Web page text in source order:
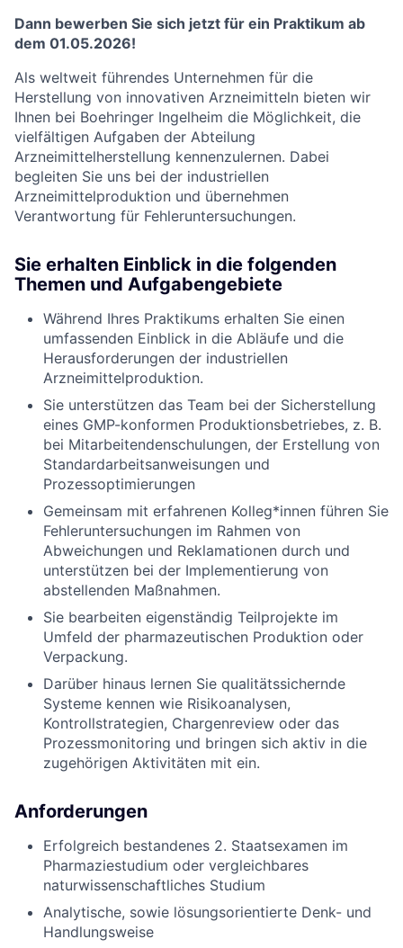
Dann bewerben Sie sich jetzt für ein Praktikum ab
dem 01.05.2026!
Als weltweit führendes Unternehmen für die
Herstellung von innovativen Arzneimitteln bieten wir
Ihnen bei Boehringer Ingelheim die Möglichkeit, die
vielfältigen Aufgaben der Abteilung
Arzneimittelherstellung kennenzulernen. Dabei
begleiten Sie uns bei der industriellen
Arzneimittelproduktion und übernehmen
Verantwortung für Fehleruntersuchungen.
Sie erhalten Einblick in die folgenden
Themen und Aufgabengebiete
Während Ihres Praktikums erhalten Sie einen
umfassenden Einblick in die Abläufe und die
Herausforderungen der industriellen
Arzneimittelproduktion.
Sie unterstützen das Team bei der Sicherstellung
eines GMP-konformen Produktionsbetriebes, z. B.
bei Mitarbeitendenschulungen, der Erstellung von
Standardarbeitsanweisungen und
Prozessoptimierungen
Gemeinsam mit erfahrenen Kolleg*innen führen Sie
Fehleruntersuchungen im Rahmen von
Abweichungen und Reklamationen durch und
unterstützen bei der Implementierung von
abstellenden Maßnahmen.
Sie bearbeiten eigenständig Teilprojekte im
Umfeld der pharmazeutischen Produktion oder
Verpackung.
Darüber hinaus lernen Sie qualitätssichernde
Systeme kennen wie Risikoanalysen,
Kontrollstrategien, Chargenreview oder das
Prozessmonitoring und bringen sich aktiv in die
zugehörigen Aktivitäten mit ein.
Anforderungen
Erfolgreich bestandenes 2. Staatsexamen im
Pharmaziestudium oder vergleichbares
naturwissenschaftliches Studium
Analytische, sowie lösungsorientierte Denk- und
Handlungsweise